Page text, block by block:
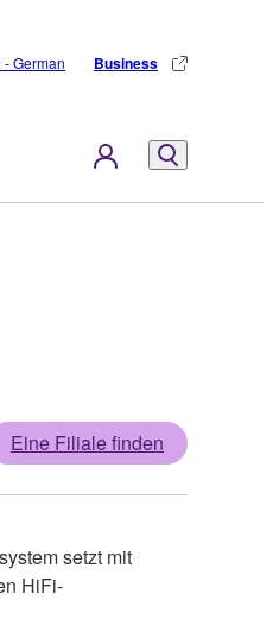
German Business
Eine Filiale finden
setzt mit
HiFi-